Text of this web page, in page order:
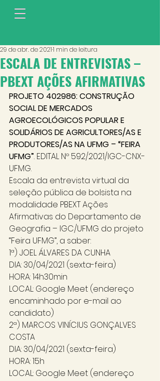
ESCALA DE ENTREVISTAS –
PBEXT AÇÕES AFIRMATIVAS
29 de abr. de 20211 min de leitura
PROJETO 402986: CONSTRUÇÃO
SOCIAL DE MERCADOS
AGROECOLÓGICOS POPULAR E
SOLIDÁRIOS DE AGRICULTORES/AS E
PRODUTORES/AS NA UFMG – “FEIRA
UFMG”. EDITAL Nº 592/2021/IGC-CNX-
UFMG.
Escala da entrevista virtual da
seleção pública de bolsista na
modalidade PBEXT Ações
Afirmativas do Departamento de
Geografia – IGC/UFMG do projeto
“Feira UFMG”, a saber:
1ª) JOEL ÁLVARES DA CUNHA
DIA: 30/04/2021 (sexta-feira)
HORA: 14h30min
LOCAL: Google Meet (endereço
encaminhado por e-mail ao
candidato)
2ª) MARCOS VINÍCIUS GONÇALVES
COSTA
DIA: 30/04/2021 (sexta-feira)
HORA: 15h
LOCAL: Google Meet (endereço